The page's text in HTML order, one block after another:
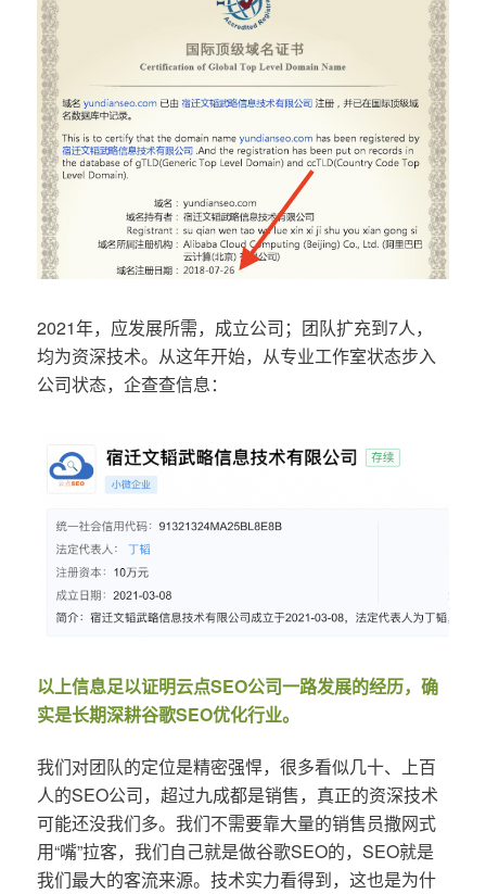
2021年，应发展所需，成立公司；团队扩充到7人，
均为资深技术。从这年开始，从专业工作室状态步入
公司状态，企查查信息：
以上信息足以证明云点SEO公司一路发展的经历，确
实是长期深耕谷歌SEO优化行业。
我们对团队的定位是精密强悍，很多看似几十、上百
人的SEO公司，超过九成都是销售，真正的资深技术
可能还没我们多。我们不需要靠大量的销售员撒网式
用“嘴”拉客，我们自己就是做谷歌SEO的，SEO就是
我们最大的客流来源。技术实力看得到，这也是为什